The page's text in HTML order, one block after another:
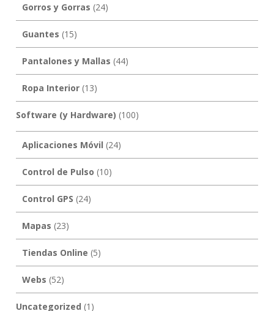
Gorros y Gorras (24)
Guantes (15)
Pantalones y Mallas (44)
Ropa Interior(13)
Software (y Hardware) (100)
Aplicaciones Móvil (24)
Control de Pulso (10)
Control GPS (24)
Mapas (23)
Tiendas Online (5)
Webs (52)
Uncategorized (1)